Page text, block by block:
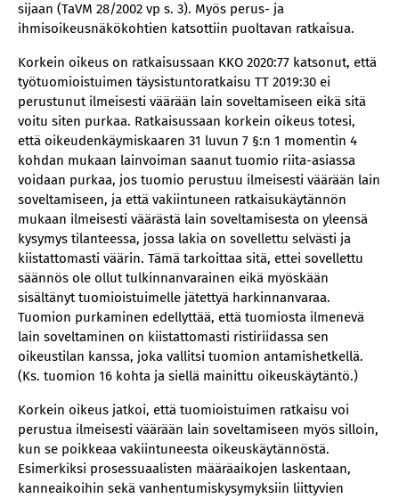
sijaan (TaVM 28/2002 vp s. 3). Myös perus- ja
ihmisoikeusnäkökohtien katsottiin puoltavan ratkaisua.
Korkein oikeus on ratkaisussaan KKO 2020:77 katsonut, että
työtuomioistuimen täysistuntoratkaisu TT 2019:30 ei
perustunut ilmeisesti väärään lain soveltamiseen eikä sitä
voitu siten purkaa. Ratkaisussaan korkein oikeus totesi,
että oikeudenkäymiskaaren 31 luvun 7 §:n 1 momentin 4
kohdan mukaan lainvoiman saanut tuomio riita-asiassa
voidaan purkaa, jos tuomio perustuu ilmeisesti väärään lain
soveltamiseen, ja että vakiintuneen ratkaisukäytännön
mukaan ilmeisesti väärästä lain soveltamisesta on yleensä
kysymys tilanteessa, jossa lakia on sovellettu selvästi ja
kiistattomasti väärin. Tämä tarkoittaa sitä, ettei sovellettu
säännös ole ollut tulkinnanvarainen eikä myöskään
sisältänyt tuomioistuimelle jätettyä harkinnanvaraa.
Tuomion purkaminen edellyttää, että tuomiosta ilmenevä
lain soveltaminen on kiistattomasti ristiriidassa sen
oikeustilan kanssa, joka vallitsi tuomion antamishetkellä.
(Ks. tuomion 16 kohta ja siellä mainittu oikeuskäytäntö.)
Korkein oikeus jatkoi, että tuomioistuimen ratkaisu voi
perustua ilmeisesti väärään lain soveltamiseen myös silloin,
kun se poikkeaa vakiintuneesta oikeuskäytännöstä.
Esimerkiksi prosessuaalisten määräaikojen laskentaan,
kanneaikoihin sekä vanhentumiskysymyksiin liittyvien